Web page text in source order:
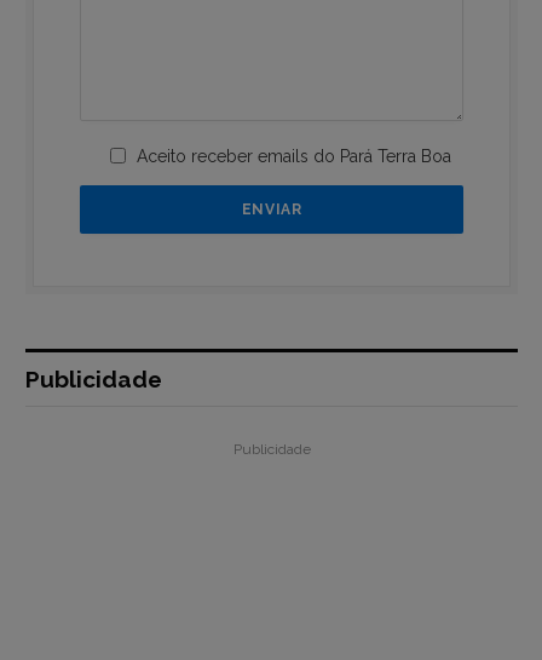
Aceito receber emails do Pará Terra Boa
Publicidade
Publicidade